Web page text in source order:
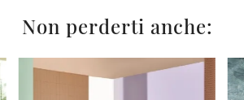
Non perderti anche: